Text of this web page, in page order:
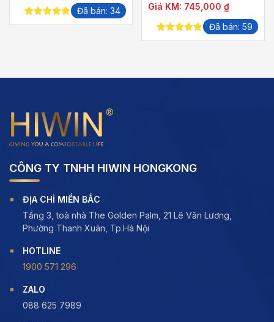
5.00out of
Đã bán: 34
Giá KM: 745,000 ₫
5.00out of
Đã bán: 59
CÔNG TY TNHH HIWIN HONGKONG
ĐỊA CHỈ MIỀN BẮC
Tầng 3, toà nhà The Golden Palm, 21 Lê Văn Lương,
Phường Thanh Xuân, Tp.Hà Nội
HOTLINE
1900 571 296
ZALO
088 625 7989